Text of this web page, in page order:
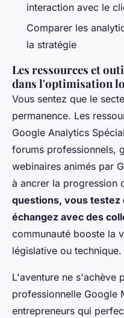
interaction avec le
Comparer les
la stratégie
Les ressources et
dans l'optimisation
Vous sentez que le
permanence. Les
Google Analytics
forums professionnels,
webinaires animés par
à ancrer la progression
questions, vous testez
échangez avec des
communauté booste la
législative ou technique.
L'aventure ne s'achève
professionnelle Google
entrepreneurs qui